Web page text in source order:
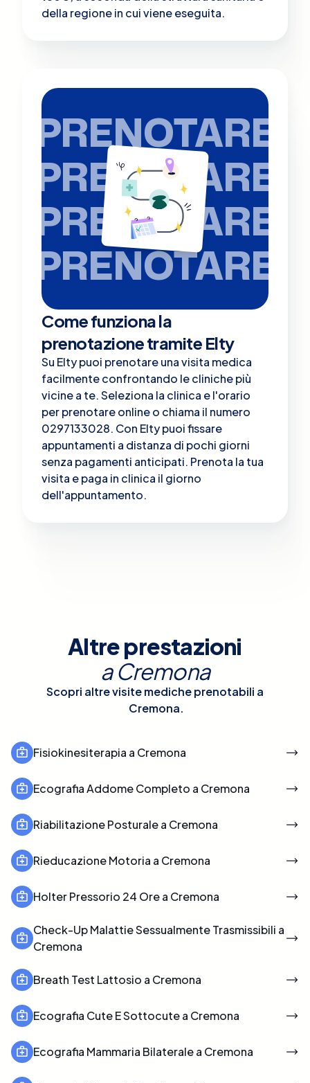
della regione in cui viene eseguita.
PRENOTARE
PRENOTARE
PRENOTARE
PRENOTARE
Come funziona la
prenotazione tramite Elty
Su Elty puoi prenotare una visita medica
facilmente confrontando le cliniche più
vicine a te. Seleziona la clinica e l'orario
per prenotare online o chiama il numero
0297133028. Con Elty puoi fissare
appuntamenti a distanza di pochi giorni
senza pagamenti anticipati. Prenota la tua
visita e paga in clinica il giorno
dell'appuntamento.
Altre prestazioni
aCremona
Scopri altre visite mediche prenotabili a
Cremona.
Fisiokinesiterapia a Cremona
Ecografia Addome Completo a Cremona
Riabilitazione Posturale a Cremona
Rieducazione Motoria a Cremona
Holter Pressorio 24 Ore a Cremona
Check-Up Malattie Sessualmente Trasmissibili a
Cremona
Breath Test Lattosio a Cremona
Ecografia Cute E Sottocute a Cremona
Ecografia Mammaria Bilaterale a Cremona